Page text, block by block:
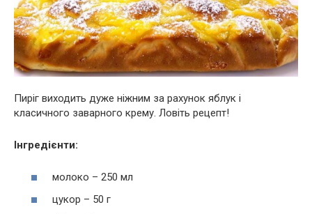
Пиріг виходить дуже ніжним за рахунок яблук і
класичного заварного крему. Ловіть рецепт!
Інгредієнти:
молоко – 250 мл
цукор – 50 г